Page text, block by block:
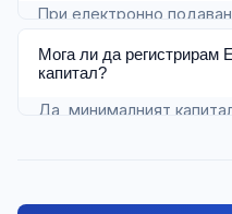
При електронно
около 15-30 минути.
Мога ли да
капитал?
Да, минималният